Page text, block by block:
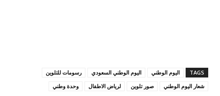
TAGS اليوم الوطني اليوم الوطني السعودي
رسومات للتلوين
شعار اليوم الوطني
صور تلوين لرياض الاطفال وحدة وطني